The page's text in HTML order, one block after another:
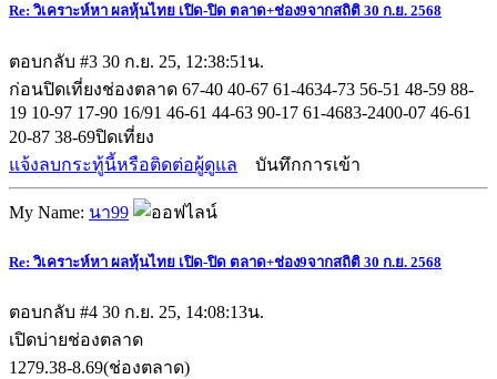
Re: วิเคราะห์หา ผลหุ้นไทย เปิด-ปิด ตลาด+ช่อง9จากสถิติ 30 ก.ย. 2568
ตอบกลับ #3 30 ก.ย. 25, 12:38:51น.
ก่อนปิดเที่ยงช่องตลาด 67-40 40-67 61-4634-73 56-51 48-59 88-
19 10-97 17-90 16/91 46-61 44-63 90-17 61-4683-2400-07 46-61
20-87 38-69ปิดเที่ยง
แจ้งลบกระทู้นี้หรือติดต่อผู้ดูแล
บันทึกการเข้า
My Name: นา99
Re: วิเคราะห์หา ผลหุ้นไทย เปิด-ปิด ตลาด+ช่อง9จากสถิติ 30 ก.ย. 2568
ตอบกลับ #4 30 ก.ย. 25, 14:08:13น.
เปิดบ่ายช่องตลาด
1279.38-8.69(ช่องตลาด)